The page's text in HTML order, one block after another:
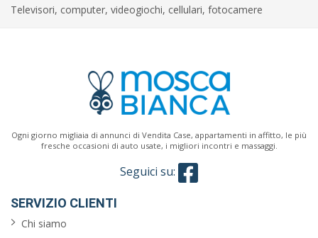
Televisori, computer, videogiochi, cellulari, fotocamere
Ogni giorno migliaia di annunci di Vendita Case, appartamenti in affitto, le più
fresche occasioni di auto usate, i migliori incontri e massaggi.
Seguici su:
SERVIZIO CLIENTI
Chi siamo